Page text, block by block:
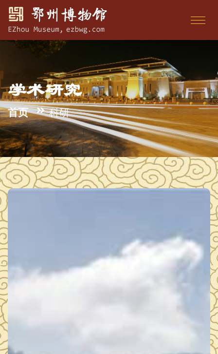
学术研究
首页 科研